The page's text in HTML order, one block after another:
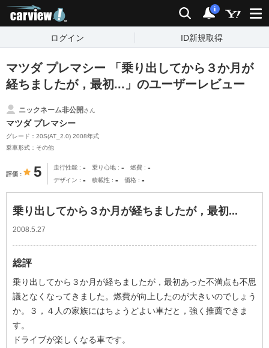
検索 通知
i
ログイン ID新規取得
マツダ プレマシー 「乗り出してから３か月が
経ちましたが，最初...」のユーザーレビュー
ニックネーム非公開さん
マツダ プレマシー
グレード：20S(AT_2.0) 2008年式
乗車形式：その他
評価 5 走行性能 - 乗り心地 - 燃費 -
デザイン - 積載性 - 価格 -
乗り出してから３か月が経ちましたが，最初...
2008.5.27
総評
乗り出してから３か月が経ちましたが，最初あった不満点も不思
議となくなってきました。燃費が向上したのが大きいのでしょう
か。３，４人の家族にはちょうどよい車だと，強く推薦できま
す。
ドライブが楽しくなる車です。